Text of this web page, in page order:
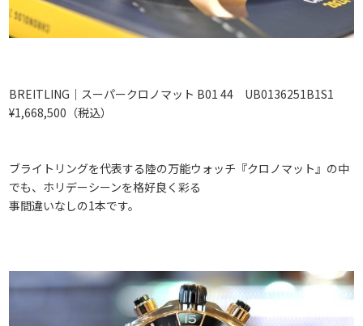
BREITLING｜スーパークロノマット B01 44 UB0136251B1S1
¥1,668,500（税込）
ブライトリングを代表する陸の万能ウォッチ『クロノマット』の中
でも、ホリデーシーンを格好良く彩る
事間違いなしの1本です。